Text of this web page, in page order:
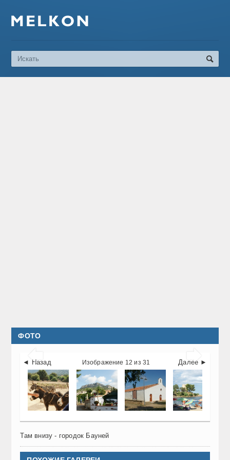
ФОТО
 
◄ Назад Далее ►
Изображение 12 из 31
Там внизу - городок Бауней